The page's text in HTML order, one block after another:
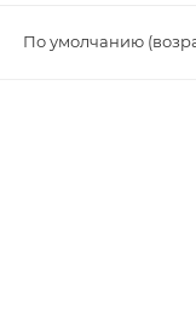
По умолчанию